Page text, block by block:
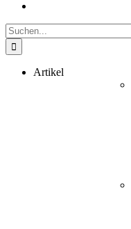
Suche
nach:
Artikel